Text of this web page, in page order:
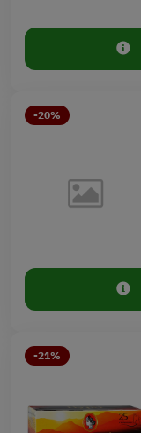
-20%
-21%